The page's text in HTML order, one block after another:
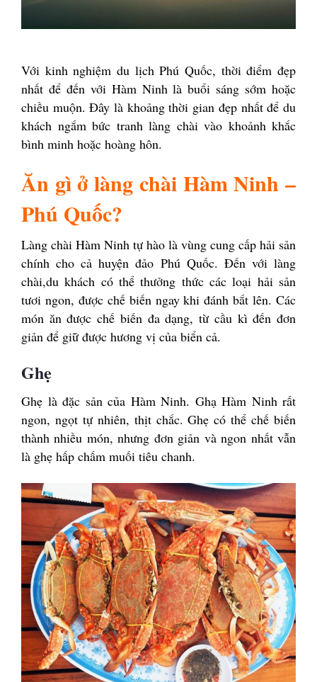
Với kinh nghiệm du lịch Phú Quốc, thời điểm đẹp
nhất để đến với Hàm Ninh là buổi sáng sớm hoặc
chiều muộn. Đây là khoảng thời gian đẹp nhất để du
khách ngắm bức tranh làng chài vào khoảnh khắc
bình minh hoặc hoàng hôn.
Ăn gì ở làng chài Hàm Ninh –
Phú Quốc?
Làng chài Hàm Ninh tự hào là vùng cung cấp hải sản
chính cho cả huyện đảo Phú Quốc. Đến với làng
chài,du khách có thể thưởng thức các loại hải sản
tươi ngon, được chế biến ngay khi đánh bắt lên. Các
món ăn được chế biến đa dạng, từ cầu kì đến đơn
giản để giữ được hương vị của biển cả.
Ghẹ
Ghẹ là đặc sản của Hàm Ninh. Ghạ Hàm Ninh rất
ngon, ngọt tự nhiên, thịt chắc. Ghẹ có thể chế biến
thành nhiều món, nhưng đơn giản và ngon nhất vẫn
là ghẹ hấp chấm muối tiêu chanh.